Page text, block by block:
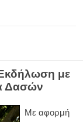
με
Δασών
Με αφορμή